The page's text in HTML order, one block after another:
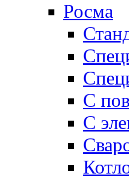
Росма
С
С